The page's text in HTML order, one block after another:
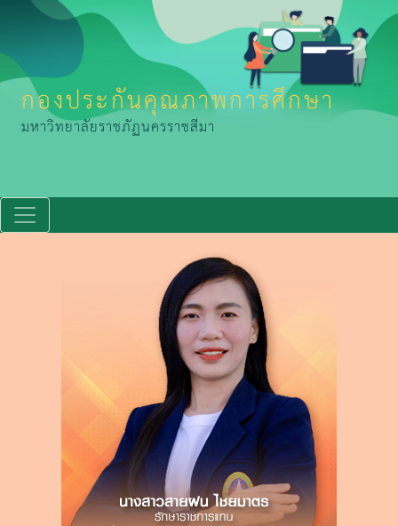
กองประกันคุณภาพการศึกษา
มหาวิทยาลัยราชภัฏนครราชสีมา